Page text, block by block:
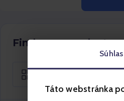
Súhlas
Táto webstránka
Find your product